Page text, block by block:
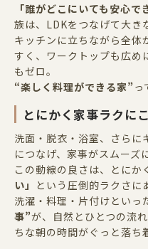
「誰がどこにいても安心で
族は、 LDKをつなげて大き
キッチンに立ちながら全体
すく、ワークトップも広め
もゼロ。
“楽しく料理ができる家”っ
とにかく家事ラクに
洗面・脱衣・浴室、さらに
につなげ、家事がスムーズ
この動線の良さは、とにか
い」
という圧倒的ラクさに
洗濯・料理・片付けといっ
事”が、自然とひとつの流
ちな朝の時間がぐっと落ち